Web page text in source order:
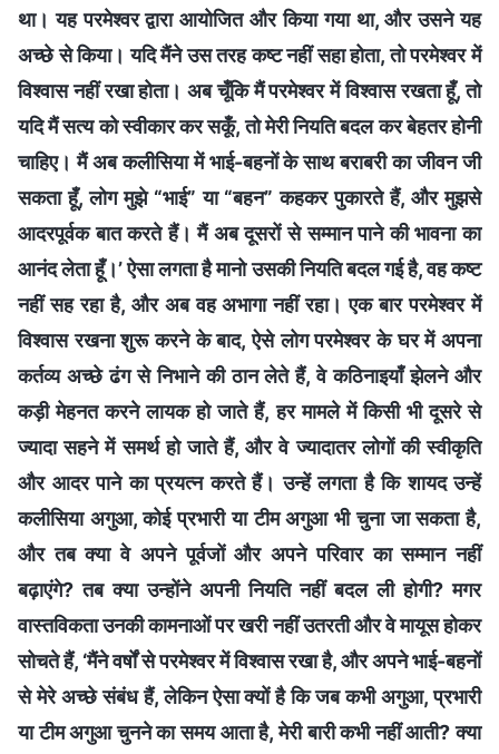
था। यह परमेश्वर द्वारा आयोजित और किया गया था, और उसने यह
अच्छे से किया। यदि मैंने उस तरह कष्ट नहीं सहा होता, तो परमेश्वर में
विश्वास नहीं रखा होता। अब चूँकि मैं परमेश्वर में विश्वास रखता हूँ, तो
यदि मैं सत्य को स्वीकार कर सकूँ, तो मेरी नियति बदल कर बेहतर होनी
चाहिए। मैं अब कलीसिया में भाई-बहनों के साथ बराबरी का जीवन जी
सकता हूँ, लोग मुझे “भाई” या “बहन” कहकर पुकारते हैं, और मुझसे
आदरपूर्वक बात करते हैं। मैं अब दूसरों से सम्मान पाने की भावना का
आनंद लेता हूँ।’ ऐसा लगता है मानो उसकी नियति बदल गई है, वह कष्ट
नहीं सह रहा है, और अब वह अभागा नहीं रहा। एक बार परमेश्वर में
विश्वास रखना शुरू करने के बाद, ऐसे लोग परमेश्वर के घर में अपना
कर्तव्य अच्छे ढंग से निभाने की ठान लेते हैं, वे कठिनाइयाँ झेलने और
कड़ी मेहनत करने लायक हो जाते हैं, हर मामले में किसी भी दूसरे से
ज्यादा सहने में समर्थ हो जाते हैं, और वे ज्यादातर लोगों की स्वीकृति
और आदर पाने का प्रयत्न करते हैं। उन्हें लगता है कि शायद उन्हें
कलीसिया अगुआ, कोई प्रभारी या टीम अगुआ भी चुना जा सकता है,
और तब क्या वे अपने पूर्वजों और अपने परिवार का सम्मान नहीं
बढ़ाएंगे? तब क्या उन्होंने अपनी नियति नहीं बदल ली होगी? मगर
वास्तविकता उनकी कामनाओं पर खरी नहीं उतरती और वे मायूस होकर
सोचते हैं, ‘मैंने वर्षों से परमेश्वर में विश्वास रखा है, और अपने भाई-बहनों
से मेरे अच्छे संबंध हैं, लेकिन ऐसा क्यों है कि जब कभी अगुआ, प्रभारी
या टीम अगुआ चुनने का समय आता है, मेरी बारी कभी नहीं आती? क्या